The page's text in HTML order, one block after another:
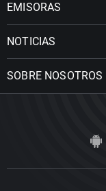
EMISORAS
NOTICIAS
SOBRE NOSOTROS